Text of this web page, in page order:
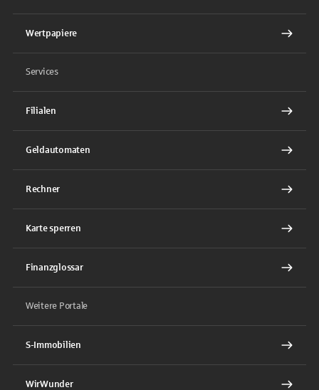
Wertpapiere
Services
Filialen
Geldautomaten
Rechner
Karte sperren
Finanzglossar
Weitere Portale
S-Immobilien
WirWunder